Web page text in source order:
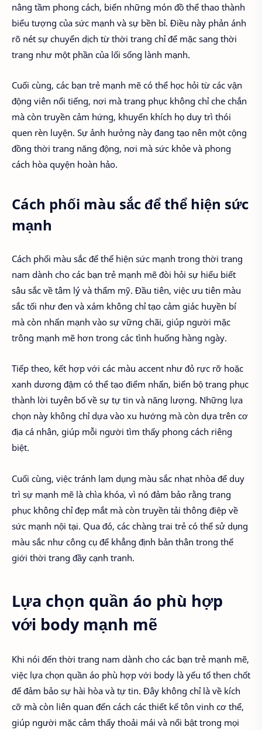
nâng tầm phong cách, biến những món đồ thể thao thành
biểu tượng của sức mạnh và sự bền bỉ. Điều này phản ánh
rõ nét sự chuyển dịch từ thời trang chỉ để mặc sang thời
trang như một phần của lối sống lành mạnh.
Cuối cùng, các bạn trẻ mạnh mẽ có thể học hỏi từ các vận
động viên nổi tiếng, nơi mà trang phục không chỉ che chắn
mà còn truyền cảm hứng, khuyến khích họ duy trì thói
quen rèn luyện. Sự ảnh hưởng này đang tạo nên một cộng
đồng thời trang năng động, nơi mà sức khỏe và phong
cách hòa quyện hoàn hảo.
Cách phối màu sắc để thể hiện sức
mạnh
Cách phối màu sắc để thể hiện sức mạnh trong thời trang
nam dành cho các bạn trẻ mạnh mẽ đòi hỏi sự hiểu biết
sâu sắc về tâm lý và thẩm mỹ. Đầu tiên, việc ưu tiên màu
sắc tối như đen và xám không chỉ tạo cảm giác huyền bí
mà còn nhấn mạnh vào sự vững chãi, giúp người mặc
trông mạnh mẽ hơn trong các tình huống hàng ngày.
Tiếp theo, kết hợp với các màu accent như đỏ rực rỡ hoặc
xanh dương đậm có thể tạo điểm nhấn, biến bộ trang phục
thành lời tuyên bố về sự tự tin và năng lượng. Những lựa
chọn này không chỉ dựa vào xu hướng mà còn dựa trên cơ
địa cá nhân, giúp mỗi người tìm thấy phong cách riêng
biệt.
Cuối cùng, việc tránh lạm dụng màu sắc nhạt nhòa để duy
trì sự mạnh mẽ là chìa khóa, vì nó đảm bảo rằng trang
phục không chỉ đẹp mắt mà còn truyền tải thông điệp về
sức mạnh nội tại. Qua đó, các chàng trai trẻ có thể sử dụng
màu sắc như công cụ để khẳng định bản thân trong thế
giới thời trang đầy cạnh tranh.
Lựa chọn quần áo phù hợp
với body mạnh mẽ
Khi nói đến thời trang nam dành cho các bạn trẻ mạnh mẽ,
việc lựa chọn quần áo phù hợp với body là yếu tố then chốt
để đảm bảo sự hài hòa và tự tin. Đây không chỉ là về kích
cỡ mà còn liên quan đến cách các thiết kế tôn vinh cơ thể,
giúp người mặc cảm thấy thoải mái và nổi bật trong mọi